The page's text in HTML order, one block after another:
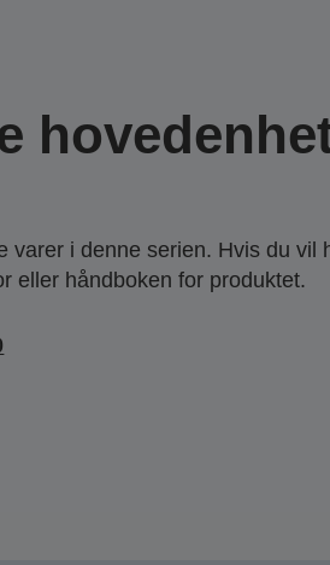
i denne serien. Hvis du vil
eller håndboken for produktet.